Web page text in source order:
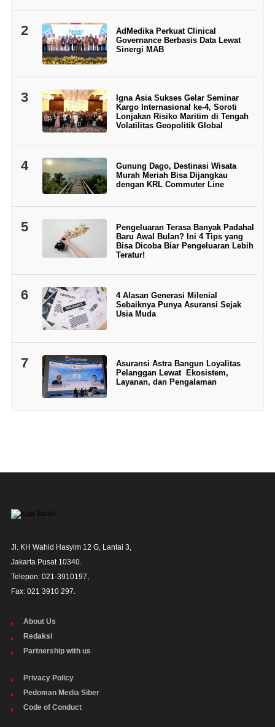
2
AdMedika Perkuat Clinical
Governance Berbasis Data Lewat
Sinergi MAB
3
Igna Asia Sukses Gelar Seminar
Kargo Internasional ke-4, Soroti
Lonjakan Risiko Maritim di Tengah
Volatilitas Geopolitik Global
4
Gunung Dago, Destinasi Wisata
Murah Meriah Bisa Dijangkau
dengan KRL Commuter Line
5
Pengeluaran Terasa Banyak Padahal
Baru Awal Bulan? Ini 4 Tips yang
Bisa Dicoba Biar Pengeluaran Lebih
Teratur!
6
4 Alasan Generasi Milenial
Sebaiknya Punya Asuransi Sejak
Usia Muda
7
Asuransi Astra Bangun Loyalitas
Pelanggan Lewat Ekosistem,
Layanan, dan Pengalaman
Jl. KH Wahid Hasyim 12 G, Lantai 3,
Jakarta Pusat 10340.
Telepon: 021-3910197,
Fax: 021 3910 297.
About Us
Redaksi
Partnership with us
Privacy Policy
Pedoman Media Siber
Code of Conduct